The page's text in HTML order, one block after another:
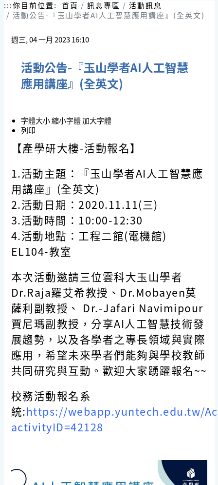
跳:::你目前位置: 首頁 訊息專區
活動訊息
活動公告-『玉山學者AI人工智慧應用講座』(全英文)
週三, 04 一月 2023 16:10
活動公告-『玉山學者AI人工智慧
應用講座』(全英文)
字體大小縮小字體加大字體
列印
【產學研大樓-活動報名】
1.活動主題：『玉山學者AI人工智慧應
用講座』(全英文)
2.活動日期：2020.11.11(三)
3.活動時間：10:00-12:30
4.活動地點：工程二館(電機館)
EL104-教室
本次活動邀請三位雲科大玉山學者
Dr.Raja羅艾希教授、Dr.Mobayen莫
薩利副教授、 Dr.-Jafari Navimipour
賈尼瑪副教授，分享AI人工智慧技術發
展趨勢，以及各學者之專長領域與實際
應用，希望未來學者們能夠與學校教師
共同研究與互動。歡迎大家踴躍報名~~
校務活動報名系
統:https://webapp.yuntech.edu.tw/
activityID=42128